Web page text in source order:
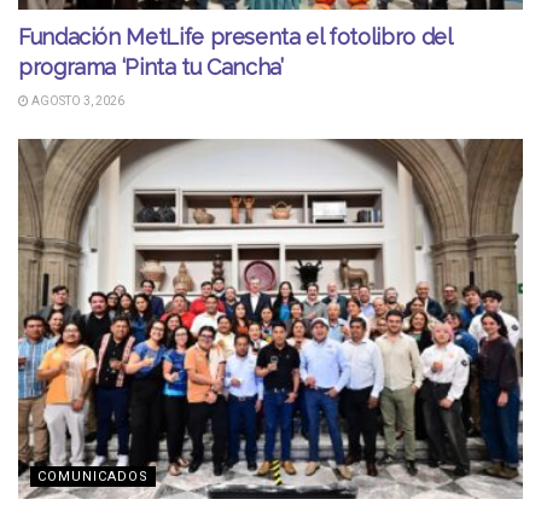
Fundación MetLife presenta el fotolibro del
programa ‘Pinta tu Cancha’
AGOSTO 3, 2026
COMUNICADOS